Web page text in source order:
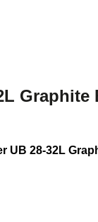
Graphite
UB 28-32L